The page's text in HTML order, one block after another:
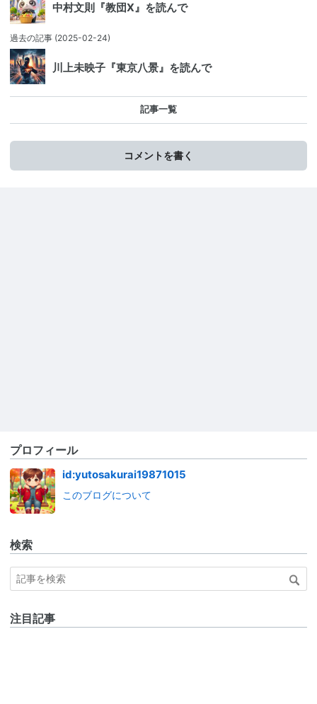
中村文則『教団X』を読んで
過去の記事 (2025-02-24)
川上未映子『東京八景』を読んで
記事一覧
コメントを書く
プロフィール
id:yutosakurai19871015
このブログについて
検索
注目記事